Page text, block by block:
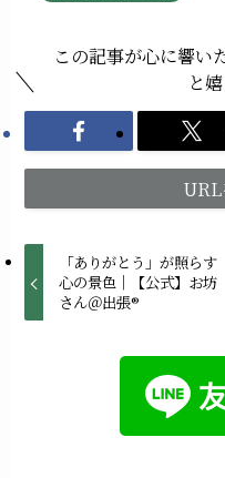
この記事が心に響い
と
URL
「ありがとう」が照らす
心の景色｜【公式】お坊
さん＠出張®︎